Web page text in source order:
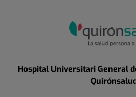
Hospital Universitari General